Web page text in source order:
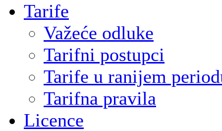
Tarife
Važeće odluke
Tarifni postupci
Tarife u ranijem
Tarifna pravila
Licence